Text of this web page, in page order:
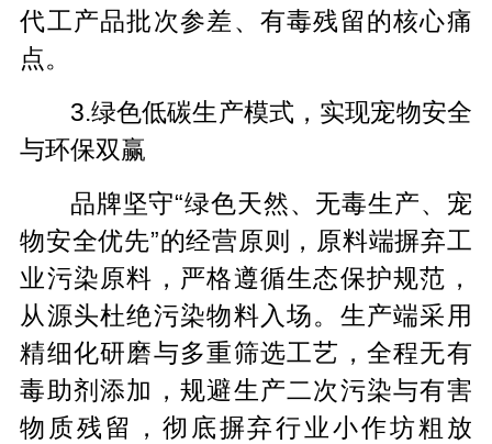
代工产品批次参差、有毒残留的核心痛
点。
3.绿色低碳生产模式，实现宠物安全
与环保双赢
品牌坚守“绿色天然、无毒生产、宠
物安全优先”的经营原则，原料端摒弃工
业污染原料，严格遵循生态保护规范，
从源头杜绝污染物料入场。生产端采用
精细化研磨与多重筛选工艺，全程无有
毒助剂添加，规避生产二次污染与有害
物质残留，彻底摒弃行业小作坊粗放